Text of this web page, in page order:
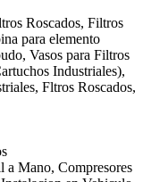
Roscados, Filtros
para elemento
Vasos para Filtros
Industriales),
Fltros Roscados,
a Mano, Compresores